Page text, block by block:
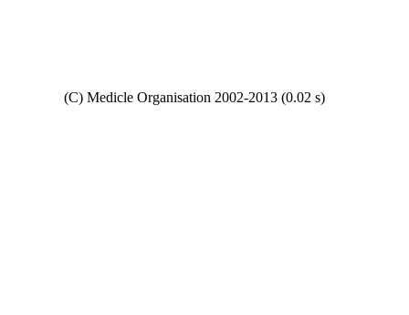
(C) Medicle Organisation 2002-2013 (0.02 s)